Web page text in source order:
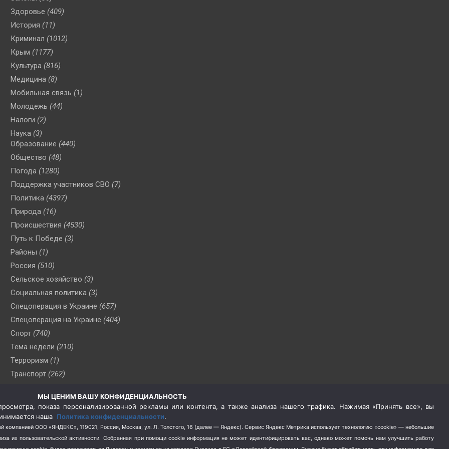
Здоровье (409)
История (11)
Криминал (1012)
Крым (1177)
Культура (816)
Медицина (8)
Мобильная связь (1)
Молодежь (44)
Налоги (2)
Наука (3)
Образование (440)
Общество (48)
Погода (1280)
Поддержка участников СВО (7)
Политика (4397)
Природа (16)
Происшествия (4530)
Путь к Победе (3)
Районы (1)
Россия (510)
Сельское хозяйство (3)
Социальная политика (3)
Спецоперация в Украине (657)
Спецоперация на Украине (404)
Спорт (740)
Тема недели (210)
Терроризм (1)
Транспорт (262)
(76)
Цены (2)
Школа и спорт (2)
Экология (8)
МЫ ЦЕНИМ ВАШУ КОНФИДЕНЦИАЛЬНОСТЬ
показа персонализированной рекламы или контента, а также анализа нашего трафика. Нажимая «Принять все», вы
наша Политика конфиденциальности.
компанией ООО «ЯНДЕКС», 119021, Россия, Москва, ул. Л. Толстого, 16 (далее — Яндекс). Сервис Яндекс Метрика использует технологию «cookie» — небольшие
их пользовательской активности. Собранная при помощи cookie информация не может идентифицировать вас, однако может помочь нам улучшить работу